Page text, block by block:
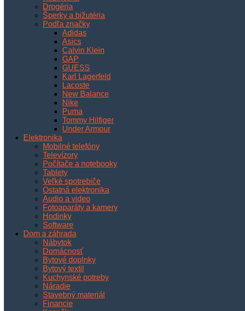
Drogéria
Šperky a bižutéria
Podľa značky
Adidas
Asics
Calvin Klein
GAP
GUESS
Karl Lagerfeld
Lacoste
New Balance
Nike
Puma
Tommy Hilfiger
Under Armour
Elektronika
Mobilné telefóny
Televízory
Počítače a notebooky
Tablety
Veľké spotrebiče
Ostatná elektronika
Audio a video
Fotoaparáty a kamery
Hodinky
Software
Dom a záhrada
Nábytok
Domácnosť
Bytové doplnky
Bytový textil
Kuchynské potreby
Náradie
Stavebný materiál
Financie